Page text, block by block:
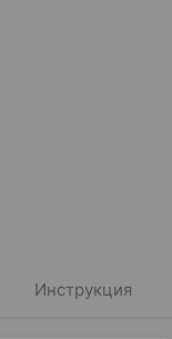
Инструкция